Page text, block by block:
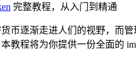
完整教程，从入门到精通
币逐渐走进人们的视野，而
教程将为你提供一份全面的